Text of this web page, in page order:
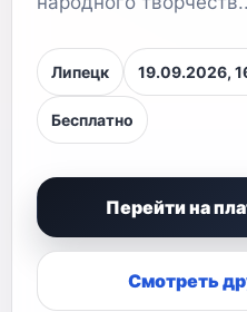
Липецк 19.09.2026,
Бесплатно
Перейти на
Смотреть